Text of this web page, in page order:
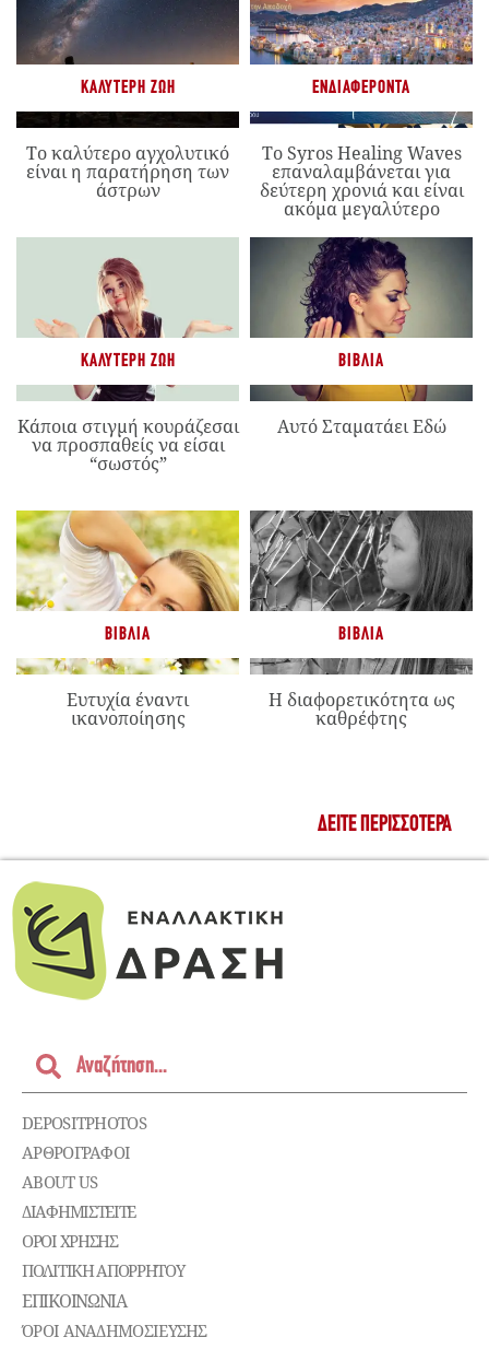
ΚΑΛΎΤΕΡΗ ΖΩΉ
Το καλύτερο αγχολυτικό
είναι η παρατήρηση των
άστρων
ΕΝΔΙΑΦΈΡΟΝΤΑ
Το Syros Healing Waves
επαναλαμβάνεται για
δεύτερη χρονιά και είναι
ακόμα μεγαλύτερο
ΚΑΛΎΤΕΡΗ ΖΩΉ
Κάποια στιγμή κουράζεσαι
να προσπαθείς να είσαι
“σωστός”
ΒΙΒΛΊΑ
Αυτό Σταματάει Εδώ
ΒΙΒΛΊΑ
Ευτυχία έναντι
ικανοποίησης
ΒΙΒΛΊΑ
Η διαφορετικότητα ως
καθρέφτης
ΔΕΊΤΕ ΠΕΡΙΣΣΌΤΕΡΑ
DEPOSITPHOTOS
ΑΡΘΡΟΓΡΑΦΟΙ
ABOUT US
ΔΙΑΦΗΜΙΣΤΕΊΤΕ
ΌΡΟΙ ΧΡΉΣΗΣ
ΠΟΛΙΤΙΚΉ ΑΠΟΡΡΉΤΟΥ
ΕΠΙΚΟΙΝΩΝΊΑ
ΌΡΟΙ ΑΝΑΔΗΜΟΣΙΕΥΣΗΣ